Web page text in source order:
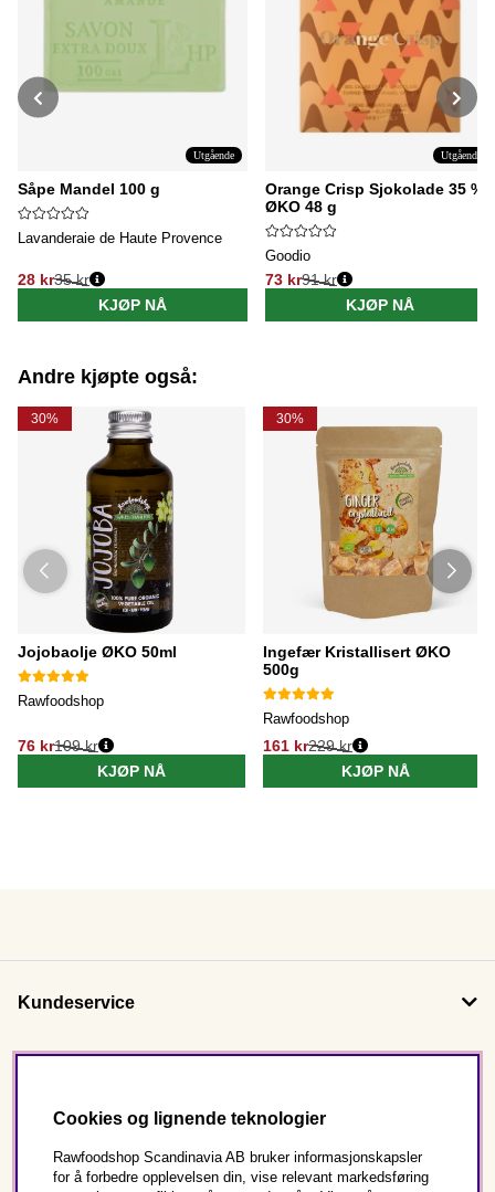
Utgående
Såpe Mandel 100 g
Lavanderaie de Haute Provence
28 kr
Vanlig pris:
35 kr
KJØP NÅ
Utgående
Orange Crisp Sjokolade 35 %
ØKO 48 g
Goodio
73 kr
Vanlig pris:
91 kr
KJØP NÅ
Andre kjøpte også:
30%
Jojobaolje ØKO 50ml
Rawfoodshop
76 kr109 kr
KJØP NÅ
30%
Ingefær Kristallisert ØKO
500g
Rawfoodshop
161 kr229 kr
KJØP NÅ
Kundeservice
Cookies og lignende teknologier
Rawfoodshop Scandinavia AB bruker informasjonskapsler
for å forbedre opplevelsen din, vise relevant markedsføring